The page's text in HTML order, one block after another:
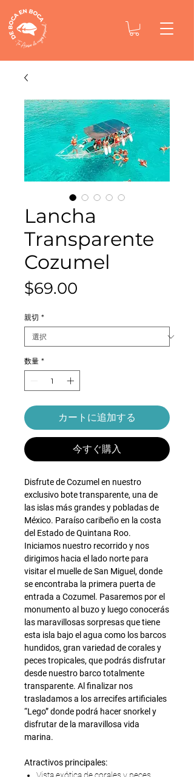
Lancha
Transparente
Cozumel
$69.00
親切 *
数量 *
カートに追加する
今すぐ購入
Disfrute de Cozumel en nuestro
exclusivo bote transparente, una de
las islas más grandes y pobladas de
México. Paraíso caribeño en la costa
del Estado de Quintana Roo.
Iniciamos nuestro recorrido y nos
dirigimos hacia el lado norte para
visitar el muelle de San Miguel, donde
se encontraba la primera puerta de
entrada a Cozumel. Pasaremos por el
monumento al buzo y luego conocerás
las maravillosas sorpresas que tiene
esta isla bajo el agua como los barcos
hundidos, gran variedad de corales y
peces tropicales, que podrás disfrutar
desde nuestro barco totalmente
transparente. Al finalizar nos
trasladamos a los arrecifes artificiales
“Lego” donde podrá hacer snorkel y
disfrutar de la maravillosa vida
marina.
Atractivos principales: